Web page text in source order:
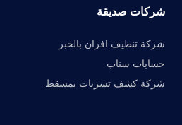
شركات صديقة
شركة تنظيف افران بالخبر
حسابات سناب
شركة كشف تسربات بمسقط